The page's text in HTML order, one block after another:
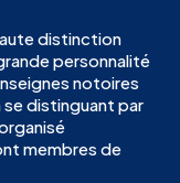
distinction
personnalité
notoires
se distinguant par
membres de